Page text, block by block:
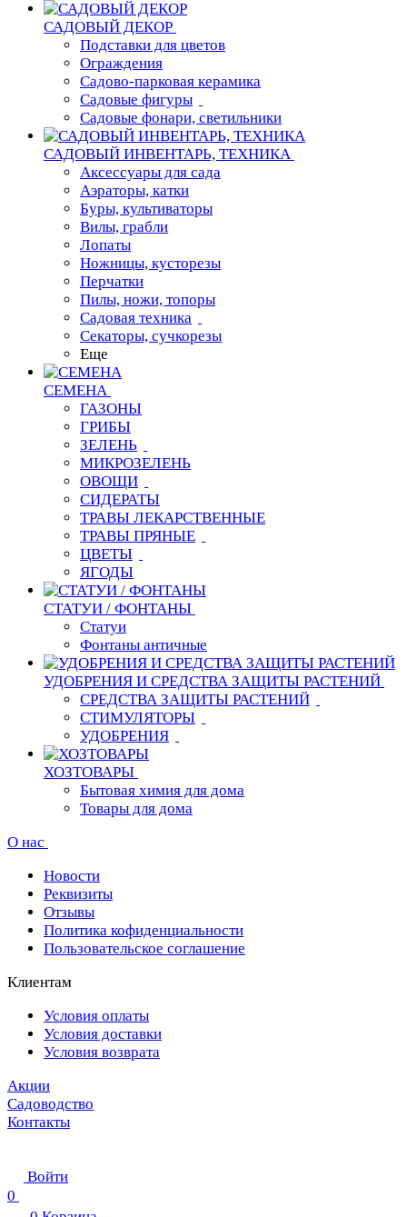
САДОВЫЙ ДЕКОР
Подставки для цветов
Ограждения
Садово-парковая керамика
Садовые фигуры
Садовые фонари, светильники
САДОВЫЙ ИНВЕНТАРЬ, ТЕХНИКА
Аксессуары для сада
Аэраторы, катки
Буры, культиваторы
Вилы, грабли
Лопаты
Ножницы, кусторезы
Перчатки
Пилы, ножи, топоры
Садовая техника
Секаторы, сучкорезы
Еще
СЕМЕНА
ГАЗОНЫ
ГРИБЫ
ЗЕЛЕНЬ
МИКРОЗЕЛЕНЬ
ОВОЩИ
СИДЕРАТЫ
ТРАВЫ ЛЕКАРСТВЕННЫЕ
ТРАВЫ ПРЯНЫЕ
ЦВЕТЫ
ЯГОДЫ
СТАТУИ / ФОНТАНЫ
Статуи
Фонтаны античные
УДОБРЕНИЯ И СРЕДСТВА ЗАЩИТЫ РАСТЕНИЙ
СРЕДСТВА ЗАЩИТЫ РАСТЕНИЙ
СТИМУЛЯТОРЫ
УДОБРЕНИЯ
ХОЗТОВАРЫ
Бытовая химия для дома
Товары для дома
О нас
Новости
Реквизиты
Отзывы
Политика кофиденциальности
Пользовательское соглашение
Клиентам
Условия оплаты
Условия доставки
Условия возврата
Акции
Садоводство
Контакты
Войти
0